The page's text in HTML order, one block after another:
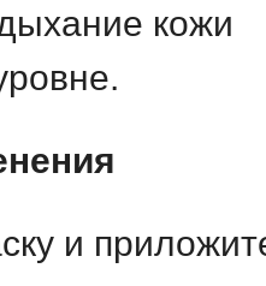
кожи
и